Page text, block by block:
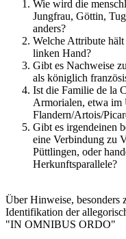
Wie wird die
Jungfrau, Göttin,
anders?
Welche Attribute
linken Hand?
Gibt es Nachweise
als königlich
Ist die Familie de la
Armorialen, etwa im
Flandern/Artois/
Gibt es irgendeinen
eine Verbindung zu
Püttlingen, oder
Herkunftsparallele?
Über Hinweise, besonders
Identifikation der
"IN OMNIBUS ORDO"